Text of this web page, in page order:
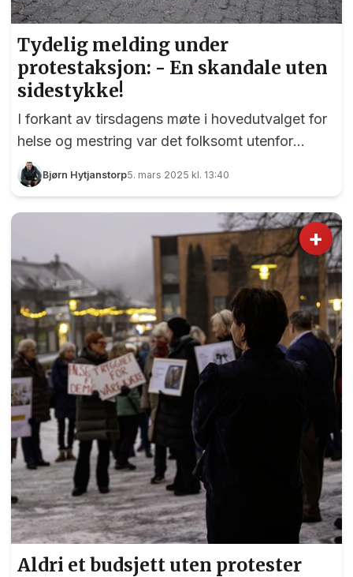
Tydelig melding under
protestaksjon: - En skandale uten
sidestykke!
I forkant av tirsdagens møte i hovedutvalget for
helse og mestring var det folksomt utenfor
rådhuset i Sundet. Vi har ikke finregnet på det,
men med smått og stort vil vi anslå at mellom 70
nok, nemlig «La Pålsejordet forbli hjemmet til
våre kjære». Denne mannen hadde en klar
melding til alle som skulle inn på rådhuset. Foto:
Bjørn Hytjanstorp
Bjørn Hytjanstorp5. mars 2025 kl. 13:40
+
Aldri et budsjett uten protester